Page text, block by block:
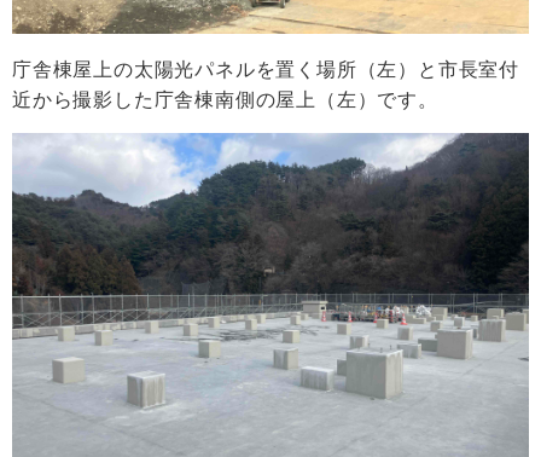
庁舎棟屋上の太陽光パネルを置く場所（左）と市長室付
近から撮影した庁舎棟南側の屋上（左）です。